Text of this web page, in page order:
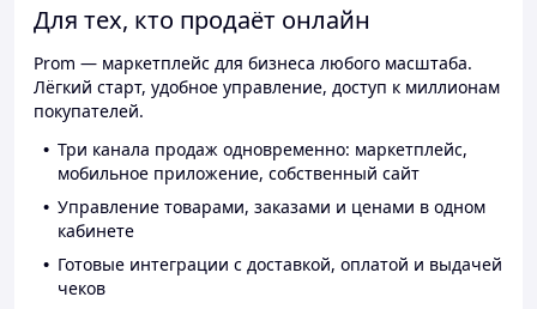
Для тех, кто продаёт онлайн
Prom — маркетплейс для бизнеса любого масштаба.
Лёгкий старт, удобное управление, доступ к миллионам
покупателей.
Три канала продаж одновременно: маркетплейс,
мобильное приложение, собственный сайт
Управление товарами, заказами и ценами в одном
кабинете
Готовые интеграции с доставкой, оплатой и выдачей
чеков